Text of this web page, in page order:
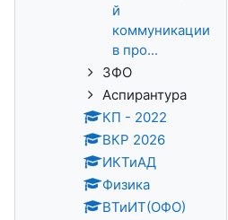
й
коммуникации
в про...
ЗФО
Аспирантура
КП - 2022
ВКР 2026
ИКТиАД
Физика
ВТиИТ(ОФО)